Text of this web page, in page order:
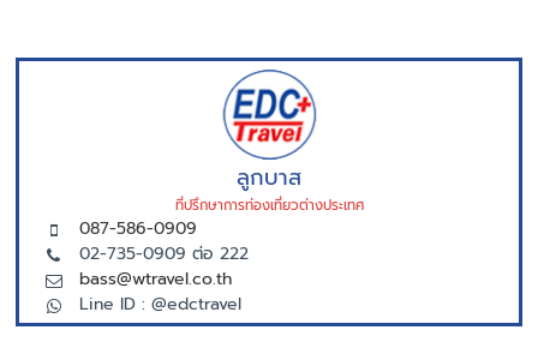
ลูกบาส
ที่ปรึกษาการท่องเที่ยวต่างประเทศ
087-586-0909
02-735-0909 ต่อ 222
bass@wtravel.co.th
Line ID : @edctravel